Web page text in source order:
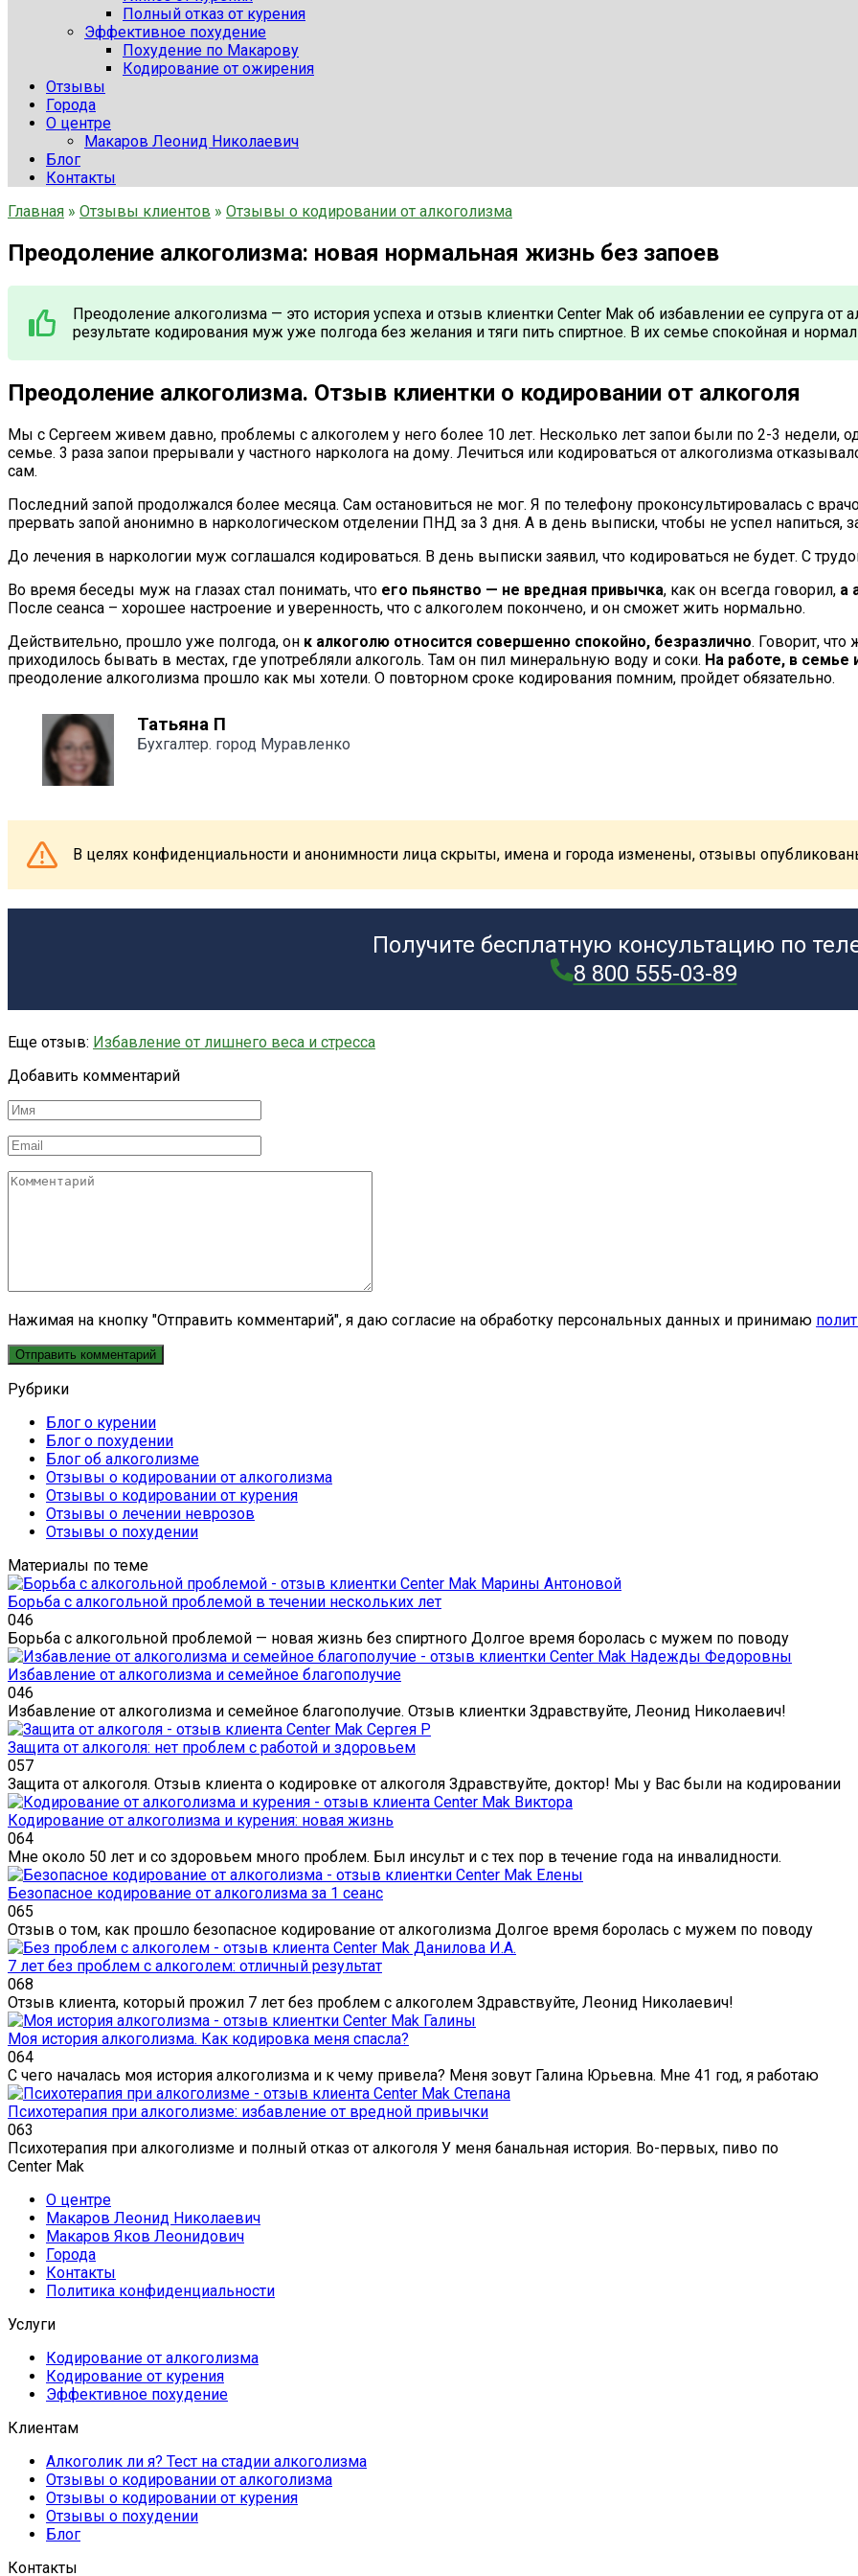
Полный отказ от курения
Эффективное похудение
Похудение по Макарову
Кодирование от ожирения
Отзывы
Города
О центре
Макаров Леонид Николаевич
Блог
Контакты
Главная » Отзывы клиентов » Отзывы о кодировании от алкоголизма
Преодоление алкоголизма: новая нормальная жизнь без запоев
Преодоление алкоголизма — это история успеха и отзыв клиентки Center Mak об избавлении ее супруга от
результате кодирования муж уже полгода без желания и тяги пить спиртное. В их семье спокойная и
Преодоление алкоголизма. Отзыв клиентки о кодировании от алкоголя
Мы с Сергеем живем давно, проблемы с алкоголем у него более 10 лет. Несколько лет запои были по 2-3 недели,
семье. 3 раза запои прерывали у частного нарколога на дому. Лечиться или кодироваться от алкоголизма
сам.
Последний запой продолжался более месяца. Сам остановиться не мог. Я по телефону проконсультировалась с
прервать запой анонимно в наркологическом отделении ПНД за 3 дня. А в день выписки, чтобы не успел напиться,
До лечения в наркологии муж соглашался кодироваться. В день выписки заявил, что кодироваться не будет. С
Во время беседы муж на глазах стал понимать, что его пьянство — не вредная привычка, как он всегда говорил, а
После сеанса – хорошее настроение и уверенность, что с алкоголем покончено, и он сможет жить нормально.
Действительно, прошло уже полгода, он к алкоголю относится совершенно спокойно, безразлично. Говорит, что
приходилось бывать в местах, где употребляли алкоголь. Там он пил минеральную воду и соки. На работе, в семье
преодоление алкоголизма прошло как мы хотели. О повторном сроке кодирования помним, пройдет обязательно.
Татьяна П
Бухгалтер. город Муравленко
В целях конфиденциальности и анонимности лица скрыты, имена и города изменены, отзывы
Получите бесплатную консультацию по
8 800 555-03-89
Еще отзыв: Избавление от лишнего веса и стресса
Добавить комментарий
Имя
*
Email
*
Комментарий
Нажимая на кнопку "Отправить комментарий", я даю согласие на обработку персональных данных и принимаю
Рубрики
Блог о курении
Блог о похудении
Блог об алкоголизме
Отзывы о кодировании от алкоголизма
Отзывы о кодировании от курения
Отзывы о лечении неврозов
Отзывы о похудении
Материалы по теме
Борьба с алкогольной проблемой в течении нескольких лет
046
Борьба с алкогольной проблемой — новая жизнь без спиртного Долгое время боролась с мужем по поводу
Избавление от алкоголизма и семейное благополучие
046
Избавление от алкоголизма и семейное благополучие. Отзыв клиентки Здравствуйте, Леонид Николаевич!
Защита от алкоголя: нет проблем с работой и здоровьем
057
Защита от алкоголя. Отзыв клиента о кодировке от алкоголя Здравствуйте, доктор! Мы у Вас были на кодировании
Кодирование от алкоголизма и курения: новая жизнь
064
Мне около 50 лет и со здоровьем много проблем. Был инсульт и с тех пор в течение года на инвалидности.
Безопасное кодирование от алкоголизма за 1 сеанс
065
Отзыв о том, как прошло безопасное кодирование от алкоголизма Долгое время боролась с мужем по поводу
7 лет без проблем с алкоголем: отличный результат
068
Отзыв клиента, который прожил 7 лет без проблем с алкоголем Здравствуйте, Леонид Николаевич!
Моя история алкоголизма. Как кодировка меня спасла?
064
С чего началась моя история алкоголизма и к чему привела? Меня зовут Галина Юрьевна. Мне 41 год, я работаю
Психотерапия при алкоголизме: избавление от вредной привычки
063
Психотерапия при алкоголизме и полный отказ от алкоголя У меня банальная история. Во-первых, пиво по
Center Mak
О центре
Макаров Леонид Николаевич
Макаров Яков Леонидович
Города
Контакты
Политика конфиденциальности
Услуги
Кодирование от алкоголизма
Кодирование от курения
Эффективное похудение
Клиентам
Алкоголик ли я? Тест на стадии алкоголизма
Отзывы о кодировании от алкоголизма
Отзывы о кодировании от курения
Отзывы о похудении
Блог
Контакты